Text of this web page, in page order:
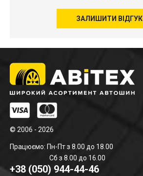
ЗАЛИШИТИ ВІДГУК
© 2006 - 2026
Працюємо: Пн-Пт з 8.00 до 18.00
Сб з 8.00 до 16.00
+38 (050) 944-44-46